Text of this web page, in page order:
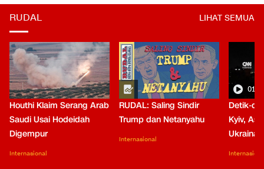
RUDAL LIHAT SEMUA
Houthi Klaim Serang Arab
Saudi Usai Hodeidah
Digempur
Internasional
RUDAL: Saling Sindir
Trump dan Netanyahu
Internasional
Detik-
Kyiv,
Ukraina